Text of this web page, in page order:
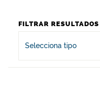
FILTRAR RESULTADOS
Selecciona tipo